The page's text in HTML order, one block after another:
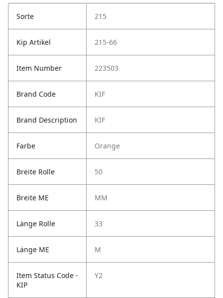
Sorte 215
Kip Artikel 215-66
Item Number 223503
Brand Code KIF
Brand Description KIF
Farbe Orange
Breite Rolle 50
Breite ME MM
Länge Rolle 33
Länge ME M
Item Status Code -
KIP
Y2